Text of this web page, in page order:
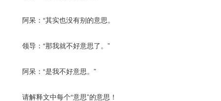
阿呆：“其实也没有别的意思。
领导：“那我就不好意思了。”
阿呆：“是我不好意思。”
请解释文中每个“意思”的意思！